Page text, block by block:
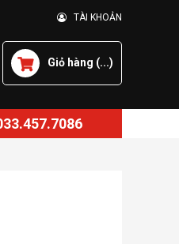
TÀI KHOẢN
Giỏ hàng (...)